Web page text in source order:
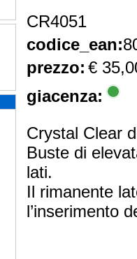
CR4051
codice_ean:
prezzo: €
giacenza:
Crystal Clear
Buste di
lati.
Il rimanente
l’inserimento